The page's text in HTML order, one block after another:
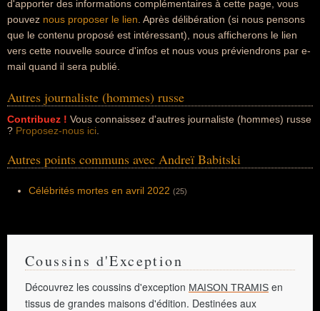
d'apporter des informations complémentaires à cette page, vous
pouvez nous proposer le lien . Après délibération (si nous pensons
que le contenu proposé est intéressant), nous afficherons le lien
vers cette nouvelle source d'infos et nous vous préviendrons par e-
mail quand il sera publié.
Autres journaliste (hommes) russe
Contribuez ! Vous connaissez d'autres journaliste (hommes) russe
? Proposez-nous ici
Autres points communs avec Andreï Babitski
Célébrités mortes en avril 2022 (25)
Coussins d'Exception
Découvrez les coussins d'exception MAISON TRAMIS en
tissus de grandes maisons d'édition. Destinées aux